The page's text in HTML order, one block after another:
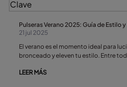
sofisticado.
Pulseras Verano 2025: Guía de Estilo
21 jul 2025
El verano es el momento ideal para
bronceado y eleven tu estilo. Entre
fresco, bohemio o elegante a
LEER MÁS